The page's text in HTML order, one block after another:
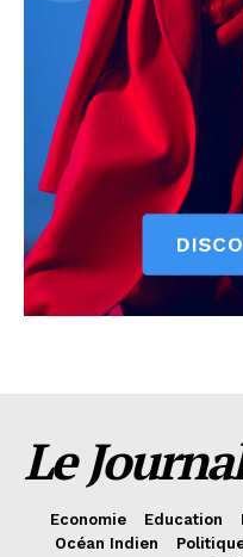
Le
Economie Education
Océan Indien